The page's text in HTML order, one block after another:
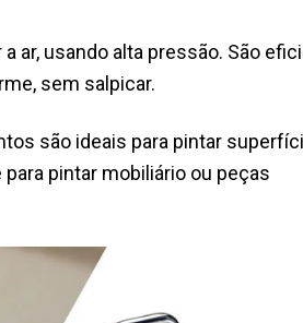
ar, usando alta pressão. São
sem salpicar.
são ideais para pintar
pintar mobiliário ou peças